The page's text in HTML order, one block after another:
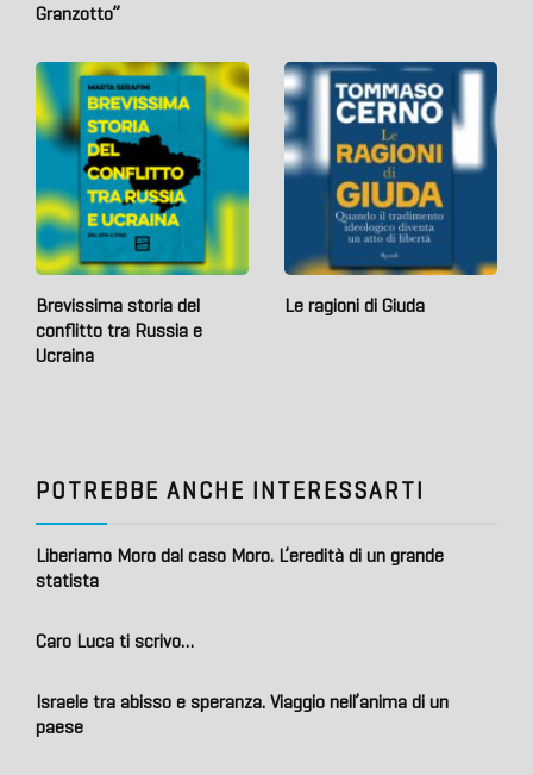
Granzotto”
Brevissima storia del
conflitto tra Russia e
Ucraina
Le ragioni di Giuda
POTREBBE ANCHE INTERESSARTI
Liberiamo Moro dal caso Moro. L’eredità di un grande
statista
Caro Luca ti scrivo…
Israele tra abisso e speranza. Viaggio nell’anima di un
paese